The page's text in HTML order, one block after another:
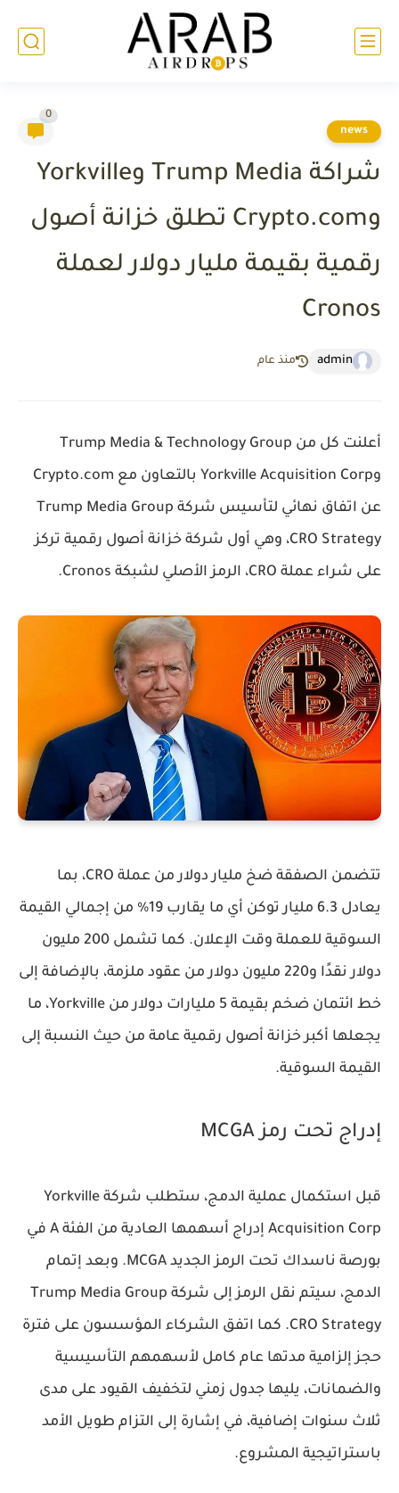
news
0
شراكة Trump Media وYorkville
وCrypto.com تطلق خزانة أصول
رقمية بقيمة مليار دولار لعملة
Cronos
admin منذ عام
أعلنت كل من Trump Media & Technology Group
وYorkville Acquisition Corp بالتعاون مع Crypto.com
عن اتفاق نهائي لتأسيس شركة Trump Media Group
CRO Strategy، وهي أول شركة خزانة أصول رقمية تركز
على شراء عملة CRO، الرمز الأصلي لشبكة Cronos
.
تتضمن الصفقة ضخ مليار دولار من عملة CRO، بما
يعادل 6.3 مليار توكن أي ما يقارب 19% من إجمالي القيمة
السوقية للعملة وقت الإعلان. كما تشمل 200 مليون
دولار نقدًا و220 مليون دولار من عقود ملزمة، بالإضافة إلى
خط ائتمان ضخم بقيمة 5 مليارات دولار من
Yorkville، ما
يجعلها أكبر خزانة أصول رقمية عامة من حيث النسبة إلى
القيمة السوقية.
إدراج تحت رمز MCGA
قبل استكمال عملية الدمج، ستطلب شركة Yorkville
Acquisition Corp
إدراج أسهمها العادية من الفئة A في
بورصة ناسداك تحت الرمز الجديد MCGA. وبعد إتمام
الدمج، سيتم نقل الرمز إلى شركة Trump Media Group
CRO Strategy. كما اتفق الشركاء المؤسسون على فترة
حجز إلزامية مدتها عام كامل لأسهمهم التأسيسية
والضمانات، يليها جدول زمني لتخفيف القيود على مدى
ثلاث سنوات إضافية، في إشارة إلى التزام طويل الأمد
باستراتيجية المشروع.